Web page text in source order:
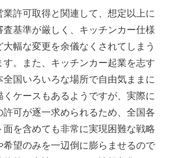
業許可取得と関連して、想定以上に
査基準が厳しく、キッチンカー仕様
幅な変更を余儀なくされてしまう
す。また、キッチンカー起業を志す
全国いろいろな場所で自由気ままに
ケースもあるようですが、実際に
許可が逐一求められるため、全国各
を含めても非常に実現困難な戦略
希望のみを一辺倒に膨らませるので